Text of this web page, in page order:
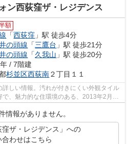
ン西荻窪ザ・レジデンス
額
「西荻窪 」駅 徒歩4分
の頭線 「三鷹台 」駅 徒歩21分
の頭線 「久我山 」駅 徒歩20分
/ 7階建
杉並区西荻南２丁目１１
しい情報。汚れが付きにくい外観タイル
、魅力的な住環境のある、2013年2月築
情報がありません。
窪ザ・レジデンス」への
合わせはこちら